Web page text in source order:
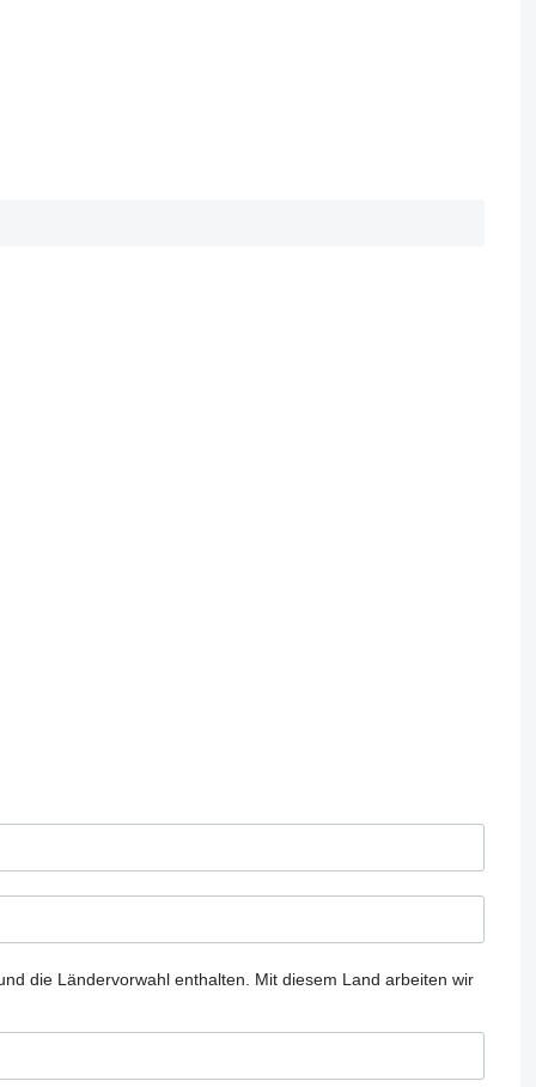
die Ländervorwahl enthalten.
Mit diesem Land arbeiten wir